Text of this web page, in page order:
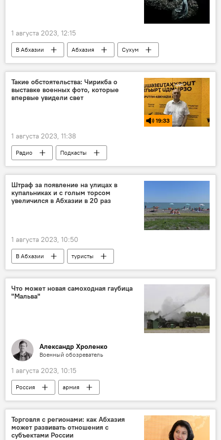
1 августа 2023, 12:15
В Абхазии Абхазия
Сухум
Пицунда
Культура
музыка
Хибла Герзмава
Такие обстоятельства: Чирикба о
выставке военных фото, которые
впервые увидели свет
19:33
1 августа 2023, 11:38
Радио
Подкасты
Такие обстоятельства
Абхазия
Отечественная война народа Абхазии (1992-1993)
выставка
Сухум
Штраф за появление на улицах в
купальниках и с голым торсом
увеличился в Абхазии в 20 раз
1 августа 2023, 10:50
В Абхазии
туристы
Отдых в Абхазии
Абхазия
Что может новая самоходная гаубица
"Мальва"
Александр Хроленко
Военный обозреватель
1 августа 2023, 10:15
Россия
армия
Министерство обороны РФ
Аналитика
Торговля с регионами: как Абхазия
может развивать отношения с
субъектами России